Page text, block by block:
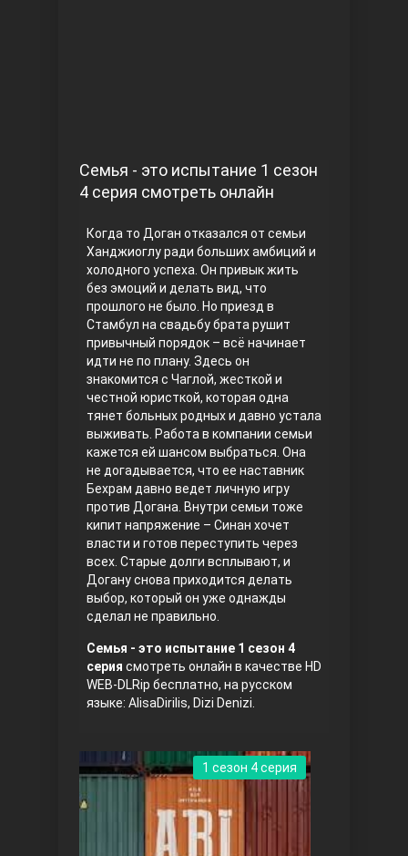
Правосyдие
Любовь напрокат
Воскресший Эртугрул
Три сестры
Семья - это испытание 1 сезон
4 серия смотреть онлайн
Когда то Доган отказался от семьи
Ханджиоглу ради больших амбиций и
холодного успеха. Он привык жить
без эмоций и делать вид, что
прошлого не было. Но приезд в
Стамбул на свадьбу брата рушит
привычный порядок – всё начинает
идти не по плану. Здесь он
знакомится с Чаглой, жесткой и
честной юристкой, которая одна
тянет больных родных и давно устала
выживать. Работа в компании семьи
кажется ей шансом выбраться. Она
не догадывается, что ее наставник
Бехрам давно ведет личную игру
против Догана. Внутри семьи тоже
кипит напряжение – Синан хочет
власти и готов переступить через
всех. Старые долги всплывают, и
Догану снова приходится делать
выбор, который он уже однажды
сделал не правильно.
Семья - это испытание 1 сезон 4
серия смотреть онлайн в качестве HD
WEB-DLRip бесплатно, на русском
языке: AlisaDirilis, Dizi Denizi.
1 сезон 4 серия